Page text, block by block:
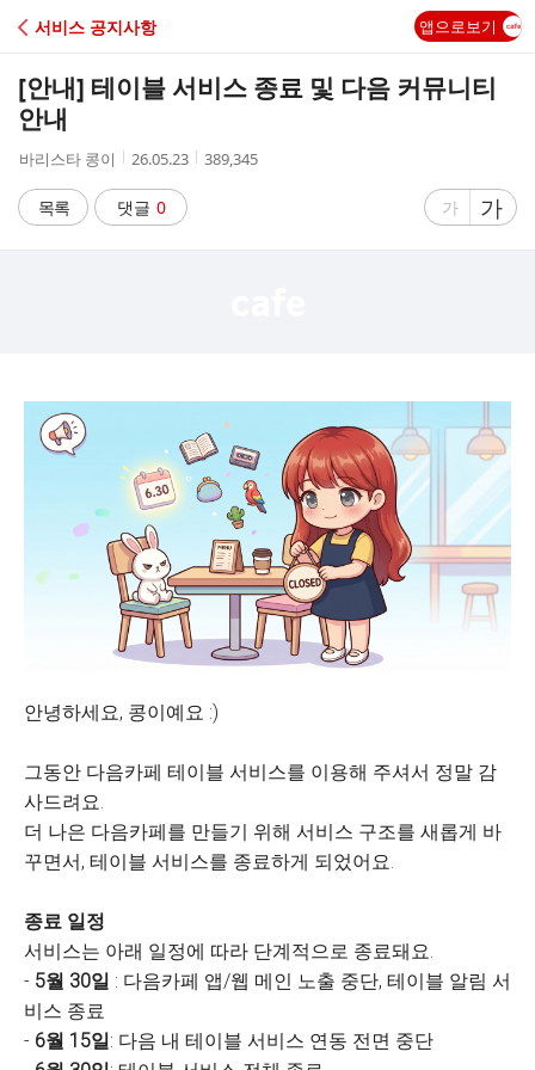
C
A
서비스 공지사항 앱으로보기
[안내] 테이블 서비스 종료 및 다음 커뮤니티
안내
작
자
바리스타 콩이
작
시
간
26.05.23
조
389,345
목록 댓글 0
글
가
글
자
가
안녕하세요, 콩이예요 :)
그동안 다음카페 테이블 서비스를 이용해 주셔서 정말 감
사드려요.
더 나은 다음카페를 만들기 위해 서비스 구조를 새롭게 바
꾸면서, 테이블 서비스를 종료하게 되었어요.
종료 일정
서비스는 아래 일정에 따라 단계적으로 종료돼요.
- 5월 30일 : 다음카페 앱/웹 메인 노출 중단, 테이블 알림 서
비스 종료
- 6월 15일: 다음 내 테이블 서비스 연동 전면 중단